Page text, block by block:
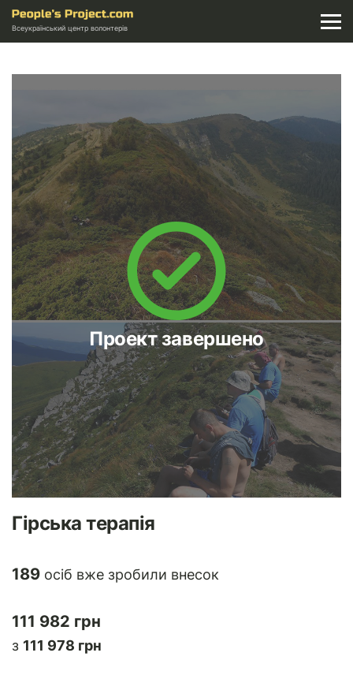
Всеукраїнський центр волонтерів
Проект завершено
Гірська терапія
189 осіб вже зробили внесок
111 982 грн
з 111 978 грн